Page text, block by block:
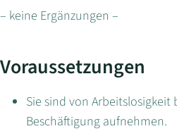
– keine Ergänzungen –
Voraussetzungen
Sie sind von
Beschäftigung aufnehmen.